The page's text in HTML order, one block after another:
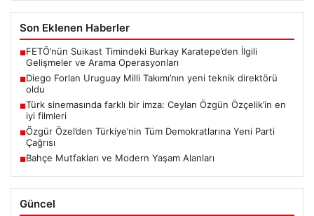
Son Eklenen Haberler
■FETÖ’nün Suikast Timindeki Burkay Karatepe’den İlgili
Gelişmeler ve Arama Operasyonları
■Diego Forlan Uruguay Milli Takımı’nın yeni teknik direktörü
oldu
■Türk sinemasında farklı bir imza: Ceylan Özgün Özçelik’in en
iyi filmleri
■Özgür Özel’den Türkiye’nin Tüm Demokratlarına Yeni Parti
Çağrısı
■Bahçe Mutfakları ve Modern Yaşam Alanları
Güncel